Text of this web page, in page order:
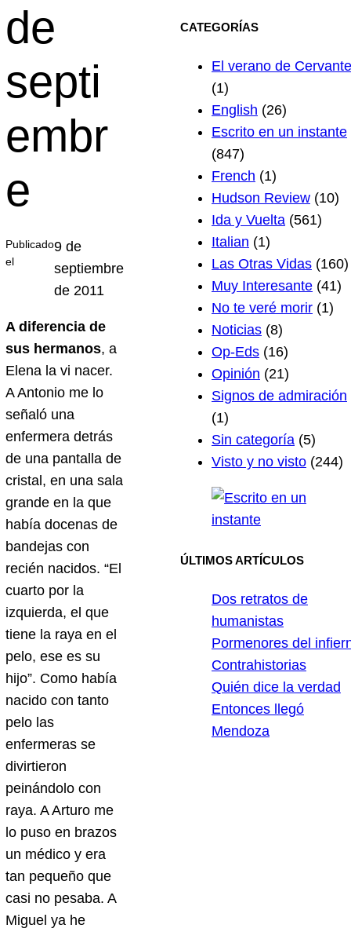
de
septi
embr
e
Publicado
el
9 de
septiembre
de 2011
A diferencia de
sus hermanos, a
Elena la vi nacer.
A Antonio me lo
señaló una
enfermera detrás
de una pantalla de
cristal, en una sala
grande en la que
había docenas de
bandejas con
recién nacidos. “El
cuarto por la
izquierda, el que
tiene la raya en el
pelo, ese es su
hijo”. Como había
nacido con tanto
pelo las
enfermeras se
divirtieron
peinándolo con
raya. A Arturo me
lo puso en brazos
un médico y era
tan pequeño que
casi no pesaba. A
Miguel ya he
CATEGORÍAS
El verano de
(1)
English (26)
Escrito en un instante
(847)
French (1)
Hudson Review (10)
Ida y Vuelta (561)
Italian (1)
Las Otras Vidas (160)
Muy Interesante (41)
No te veré morir (1)
Noticias (8)
Op-Eds (16)
Opinión (21)
Signos de admiración
(1)
Sin categoría (5)
Visto y no visto (244)
ÚLTIMOS ARTÍCULOS
Dos retratos de
humanistas
Pormenores del
Contrahistorias
Quién dice la verdad
Entonces llegó
Mendoza